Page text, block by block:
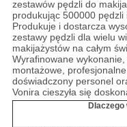
zestawów pędzli do
produkując 500000
Produkuje i dostarcza
zestawy pędzli dla wielu
makijażystów na całym
Wyrafinowane
montażowe,
doświadczony personel
Vonira cieszyła się